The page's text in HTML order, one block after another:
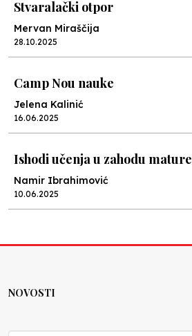
Stvaralački otpor
Mervan Miraščija
28.10.2025
Camp Nou nauke
Jelena Kalinić
16.06.2025
Ishodi učenja u zahodu mature
Namir Ibrahimović
10.06.2025
Nenad Veličković
NOVOSTI